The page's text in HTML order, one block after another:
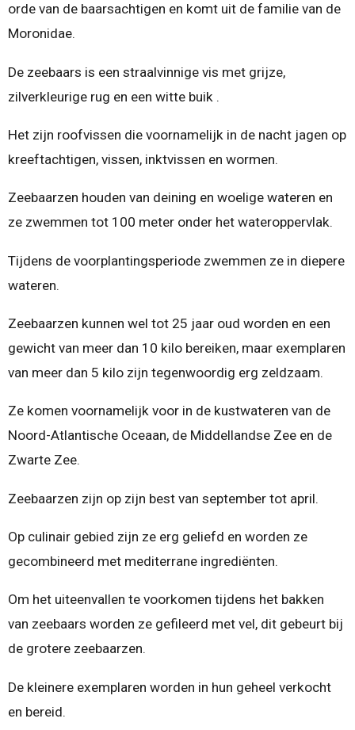
orde van de baarsachtigen en komt uit de familie van de
Moronidae.
De zeebaars is een straalvinnige vis met grijze,
zilverkleurige rug en een witte buik .
Het zijn roofvissen die voornamelijk in de nacht jagen op
kreeftachtigen, vissen, inktvissen en wormen.
Zeebaarzen houden van deining en woelige wateren en
ze zwemmen tot 100 meter onder het wateroppervlak.
Tijdens de voorplantingsperiode zwemmen ze in diepere
wateren.
Zeebaarzen kunnen wel tot 25 jaar oud worden en een
gewicht van meer dan 10 kilo bereiken, maar exemplaren
van meer dan 5 kilo zijn tegenwoordig erg zeldzaam.
Ze komen voornamelijk voor in de kustwateren van de
Noord-Atlantische Oceaan, de Middellandse Zee en de
Zwarte Zee.
Zeebaarzen zijn op zijn best van september tot april.
Op culinair gebied zijn ze erg geliefd en worden ze
gecombineerd met mediterrane ingrediënten.
Om het uiteenvallen te voorkomen tijdens het bakken
van zeebaars worden ze gefileerd met vel, dit gebeurt bij
de grotere zeebaarzen.
De kleinere exemplaren worden in hun geheel verkocht
en bereid.